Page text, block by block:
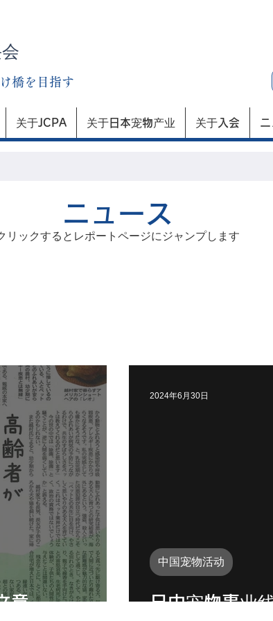
橋を目指す
关于JCPA 关于日本宠物产业 关于入会
​ニュース
リックするとレポートページにジャンプします
章。 日中宠物事业
中国宠物活动
2024年6月30日